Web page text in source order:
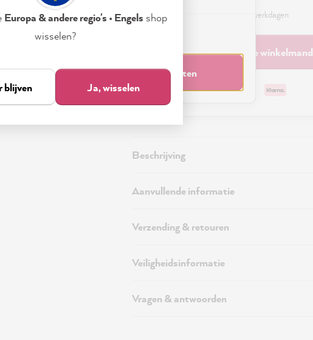
Beschikbaar, levertijd: 2 - 3 werkdagen
In de winkelmand
Beschrijving
Aanvullende informatie
Verzending & retouren
Veiligheidsinformatie
Vragen & antwoorden
Accepteren & sluiten
Europa & andere regio's • Engels shop
wisselen?
blijven Ja, wisselen